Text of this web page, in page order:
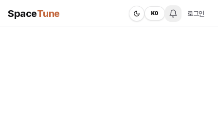
SpaceTune KO 로그인